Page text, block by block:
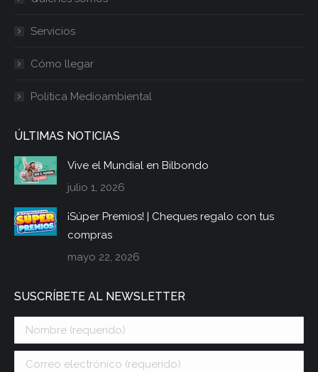
Servicios
Cómo llegar
Política Medioambiental
ÚLTIMAS NOTICIAS
Vive el Mundial en Bilbondo
julio 1, 2026
¡Súper Premios! | Cheques regalo con tus
compras
mayo 22, 2026
SUSCRÍBETE AL NEWSLETTER